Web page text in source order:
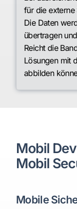
für die externe
Die Daten
übertragen
Reicht die
Lösungen mit
abbilden
Mobil
Mobil
Mobile